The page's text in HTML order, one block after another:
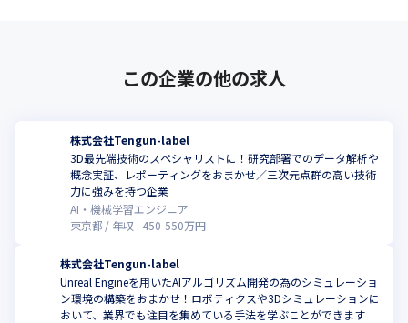
この企業の他の求人
株式会社Tengun-label
3D最先端技術のスペシャリストに！研究部署でのデータ解析や
概念実証、レポーティングをおまかせ／三次元点群の高い技術
力に強みを持つ企業
AI・機械学習エンジニア
東京都
年収 : 450-550万円
株式会社Tengun-label
Unreal Engineを用いたAIアルゴリズム開発の為のシミュレーショ
ン環境の構築をおまかせ！ロボティクスや3Dシミュレーションに
おいて、業界でも注目を集めている手法を学ぶことができます